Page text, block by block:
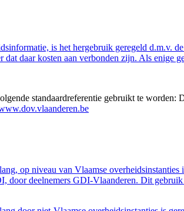
is het hergebruik geregeld d.m.v.
daar kosten aan verbonden zijn. Als enige
standaardreferentie gebruikt te
op niveau van Vlaamse
door deelnemers GDI-Vlaanderen. Dit